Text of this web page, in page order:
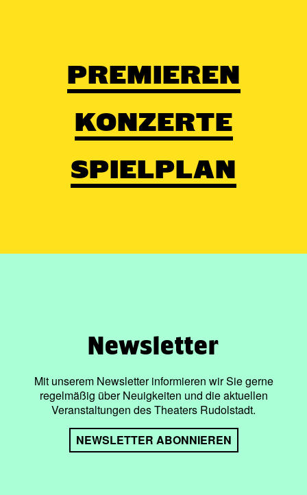
PREMIEREN
KONZERTE
SPIELPLAN
Newsletter
Mit unserem Newsletter informieren wir Sie gerne
regelmäßig über Neuigkeiten und die aktuellen
Veranstaltungen des Theaters Rudolstadt.
NEWSLETTER ABONNIEREN